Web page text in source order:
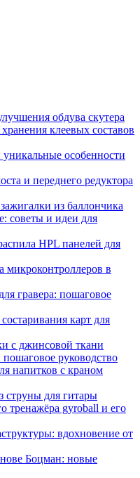
обдува скутера
клеевых составов
особенности
и переднего редуктора
из баллончика
советы и идеи для
HPL панелей для
в
гравера: пошаговое
карт для
с джинсовой ткани
руководство
напитков с краном
струны для гитары
тренажёра gyroball и его
вдохновение от
Боцман: новые